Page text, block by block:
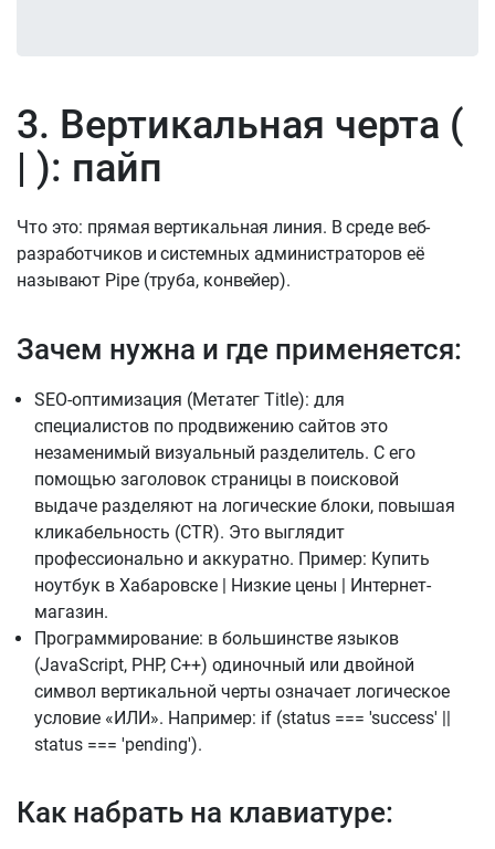
3. Вертикальная черта (
| ): пайп
Что это: прямая вертикальная линия. В среде веб-
разработчиков и системных администраторов её
называют Pipe (труба, конвейер).
Зачем нужна и где применяется:
SEO-оптимизация (Метатег Title): для
специалистов по продвижению сайтов это
незаменимый визуальный разделитель. С его
помощью заголовок страницы в поисковой
выдаче разделяют на логические блоки, повышая
кликабельность (CTR). Это выглядит
профессионально и аккуратно. Пример: Купить
ноутбук в Хабаровске | Низкие цены | Интернет-
магазин.
Программирование: в большинстве языков
(JavaScript, PHP, C++) одиночный или двойной
символ вертикальной черты означает логическое
условие «ИЛИ». Например: if (status === 'success' ||
status === 'pending').
Как набрать на клавиатуре: